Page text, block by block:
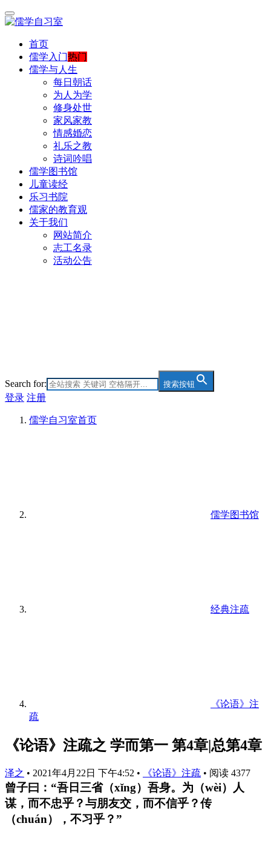
首页
儒学入门热门
儒学与人生
每日朝话
为人为学
修身处世
家风家教
情感婚恋
礼乐之教
诗词吟唱
儒学图书馆
儿童读经
乐习书院
儒家的教育观
关于我们
网站简介
志工名录
活动公告
Search for: 搜索按钮
登录 注册
儒学自习室首页
儒学图书馆
经典注疏
《论语》注
疏
《论语》注疏之 学而第一 第4章|总第4章
泽之 • 2021年4月22日 下午4:52 • 《论语》注疏 • 阅读 4377
曾子曰：“吾日三省（xǐng）吾身。为（wèi）人
谋，而不忠乎？与朋友交，而不信乎？传
（chuán），不习乎？”